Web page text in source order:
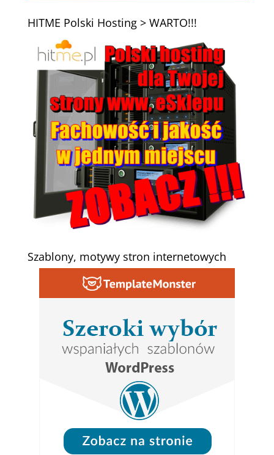
HITME Polski Hosting > WARTO!!!
Szablony, motywy stron internetowych